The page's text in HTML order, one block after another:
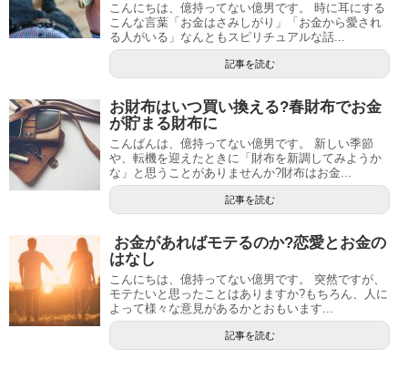
こんにちは、億持ってない億男です。 時に耳にする
こんな言葉「お金はさみしがり」「お金から愛され
る人がいる」なんともスピリチュアルな話...
記事を読む
お財布はいつ買い換える?春財布でお金
が貯まる財布に
こんばんは、億持ってない億男です。 新しい季節
や、転機を迎えたときに「財布を新調してみようか
な」と思うことがありませんか?財布はお金...
記事を読む
お金があればモテるのか?恋愛とお金の
はなし
こんにちは、億持ってない億男です。 突然ですが、
モテたいと思ったことはありますか?もちろん、人に
よって様々な意見があるかとおもいます...
記事を読む